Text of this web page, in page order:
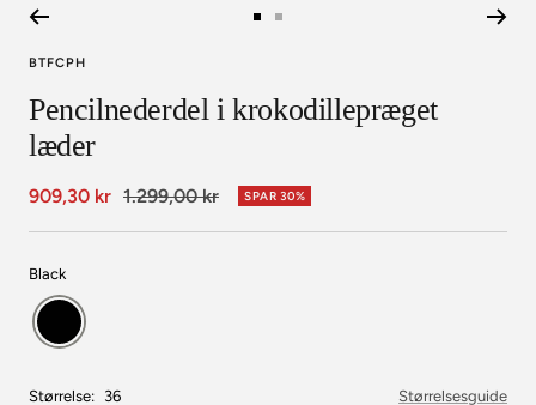
1
2
BTFCPH
Pencilnederdel i krokodillepræget
læder
Udsalgspris
909,30 kr Normalpris
1.299,00 kr SPAR 30%
Black
Størrelse: 36 Størrelsesguide